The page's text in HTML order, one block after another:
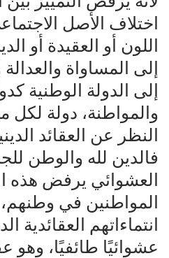
اختلاف الأصل
اللون أو العقيدة أو
إلى المساواة
إلى الدولة الوطنية
والمواطنة، دولة لكل
النظر عن العقائد
فالدين لله والوطن
العشوائي يرفض هذه
المواطنين في
انتماءاتهم العقائدية
عشوائيًا طائفيًا، وهو